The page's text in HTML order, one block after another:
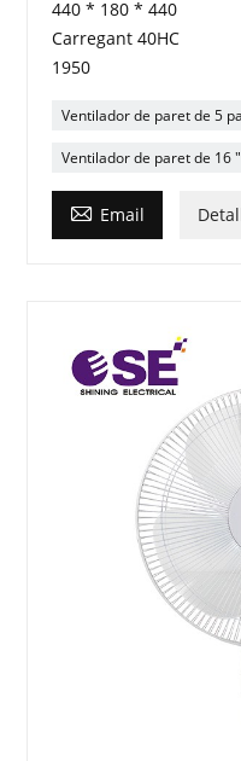
440 * 180 * 440
Carregant 40HC
1950
Ventilador de paret de 5
Ventilador de paret de 16 "
 Email